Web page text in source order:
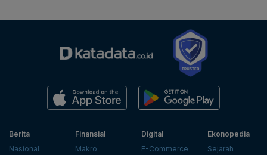
Berita
Nasional
Finansial
Makro
Digital
E-Commerce
Ekonopedia
Sejarah